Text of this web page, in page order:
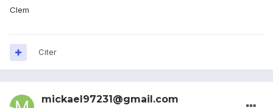
Clem
Citer
mickael97231@gmail.com